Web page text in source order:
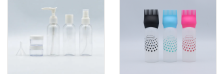
plastic fles
& afsluiting